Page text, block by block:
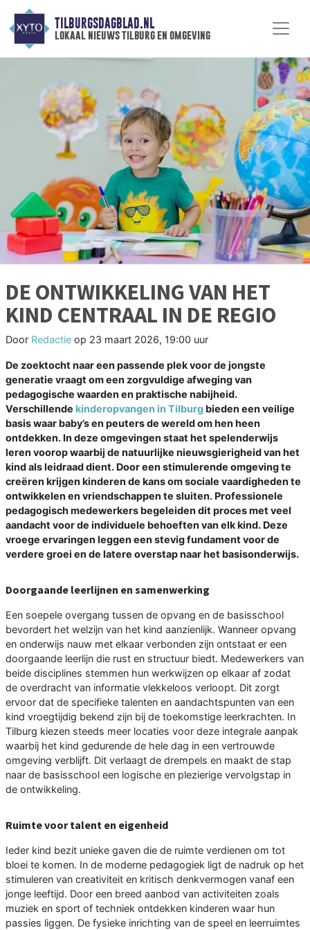
TILBURGSDAGBLAD.NL
lokaal nieuws tilburg en omgeving
DE ONTWIKKELING VAN HET
KIND CENTRAAL IN DE REGIO
Door Redactie op 23 maart 2026, 19:00 uur
De zoektocht naar een passende plek voor de jongste
generatie vraagt om een zorgvuldige afweging van
pedagogische waarden en praktische nabijheid.
Verschillende kinderopvangen in Tilburg bieden een veilige
basis waar baby’s en peuters de wereld om hen heen
ontdekken. In deze omgevingen staat het spelenderwijs
leren voorop waarbij de natuurlijke nieuwsgierigheid van het
kind als leidraad dient. Door een stimulerende omgeving te
creëren krijgen kinderen de kans om sociale vaardigheden te
ontwikkelen en vriendschappen te sluiten. Professionele
pedagogisch medewerkers begeleiden dit proces met veel
aandacht voor de individuele behoeften van elk kind. Deze
vroege ervaringen leggen een stevig fundament voor de
verdere groei en de latere overstap naar het basisonderwijs.
Doorgaande leerlijnen en samenwerking
Een soepele overgang tussen de opvang en de basisschool
bevordert het welzijn van het kind aanzienlijk. Wanneer opvang
en onderwijs nauw met elkaar verbonden zijn ontstaat er een
doorgaande leerlijn die rust en structuur biedt. Medewerkers van
beide disciplines stemmen hun werkwijzen op elkaar af zodat
de overdracht van informatie vlekkeloos verloopt. Dit zorgt
ervoor dat de specifieke talenten en aandachtspunten van een
kind vroegtijdig bekend zijn bij de toekomstige leerkrachten. In
Tilburg kiezen steeds meer locaties voor deze integrale aanpak
waarbij het kind gedurende de hele dag in een vertrouwde
omgeving verblijft. Dit verlaagt de drempels en maakt de stap
naar de basisschool een logische en plezierige vervolgstap in
de ontwikkeling.
Ruimte voor talent en eigenheid
Ieder kind bezit unieke gaven die de ruimte verdienen om tot
bloei te komen. In de moderne pedagogiek ligt de nadruk op het
stimuleren van creativiteit en kritisch denkvermogen vanaf een
jonge leeftijd. Door een breed aanbod van activiteiten zoals
muziek en sport of techniek ontdekken kinderen waar hun
passies liggen. De fysieke inrichting van de speel en leerruimtes